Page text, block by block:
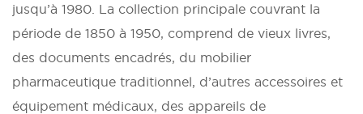
jusqu’à 1980. La collection principale couvrant la
période de 1850 à 1950, comprend de vieux livres,
des documents encadrés, du mobilier
pharmaceutique traditionnel, d’autres accessoires et
équipement médicaux, des appareils de